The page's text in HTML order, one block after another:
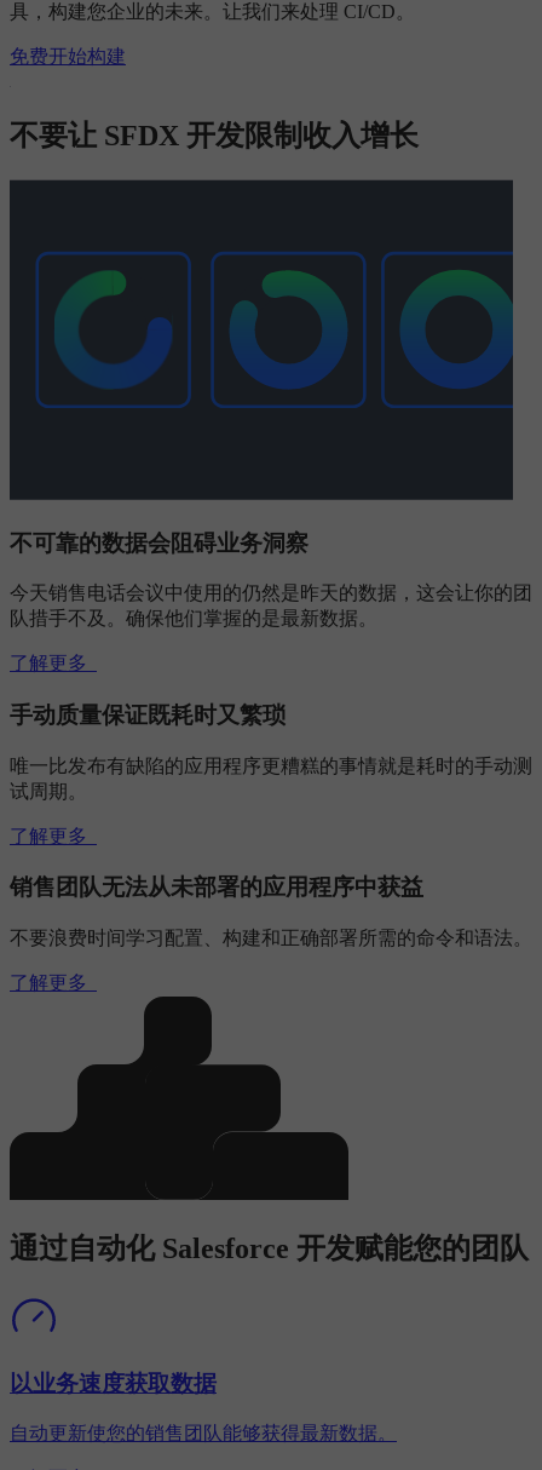
具，构建您企业的未来。让我们来处理 CI/CD。
免费开始构建
不要让 SFDX 开发限制收入增长
不可靠的数据会阻碍业务洞察
今天销售电话会议中使用的仍然是昨天的数据，这会让你的团
队措手不及。确保他们掌握的是最新数据。
了解更多
手动质量保证既耗时又繁琐
唯一比发布有缺陷的应用程序更糟糕的事情就是耗时的手动测
试周期。
了解更多
销售团队无法从未部署的应用程序中获益
不要浪费时间学习配置、构建和正确部署所需的命令和语法。
了解更多
通过自动化 Salesforce 开发赋能您的团队
以业务速度获取数据
自动更新使您的销售团队能够获得最新数据。